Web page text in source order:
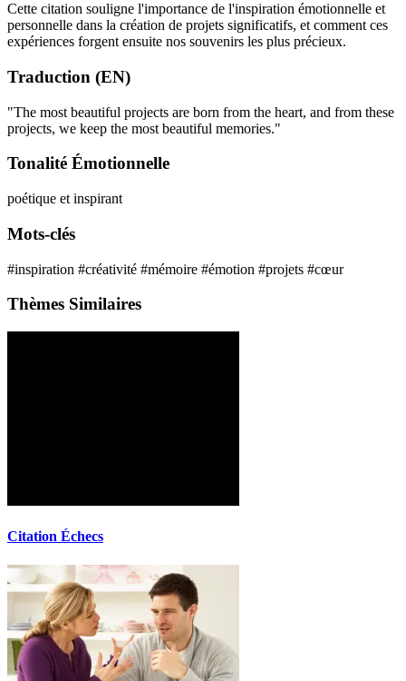
Cette citation souligne l'importance de l'inspiration émotionnelle et
personnelle dans la création de projets significatifs, et comment ces
expériences forgent ensuite nos souvenirs les plus précieux.
Traduction (EN)
"The most beautiful projects are born from the heart, and from these
projects, we keep the most beautiful memories."
Tonalité Émotionnelle
poétique et inspirant
Mots-clés
#inspiration #créativité #mémoire #émotion #projets #cœur
Thèmes Similaires
Citation Échecs